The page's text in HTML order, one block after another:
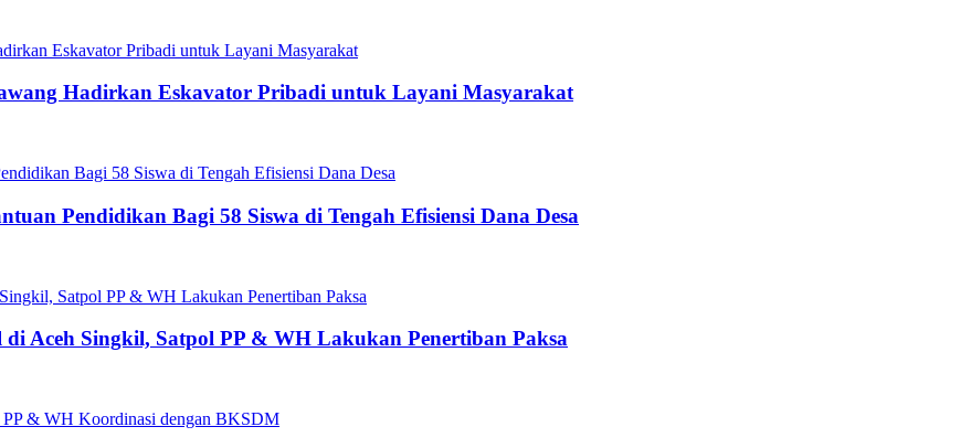
Hadirkan Eskavator Pribadi untuk Layani Masyarakat
Pendidikan Bagi 58 Siswa di Tengah Efisiensi Dana Desa
Aceh Singkil, Satpol PP & WH Lakukan Penertiban Paksa